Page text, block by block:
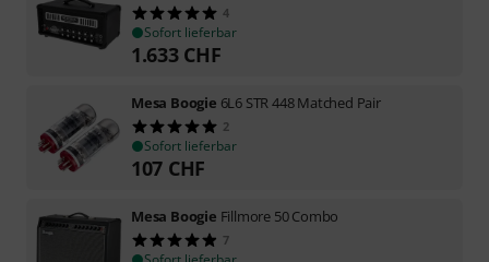
4
Sofort lieferbar
1.633 CHF
Mesa Boogie 6L6 STR 448 Matched Pair
2
Sofort lieferbar
107 CHF
Mesa Boogie Fillmore 50 Combo
7